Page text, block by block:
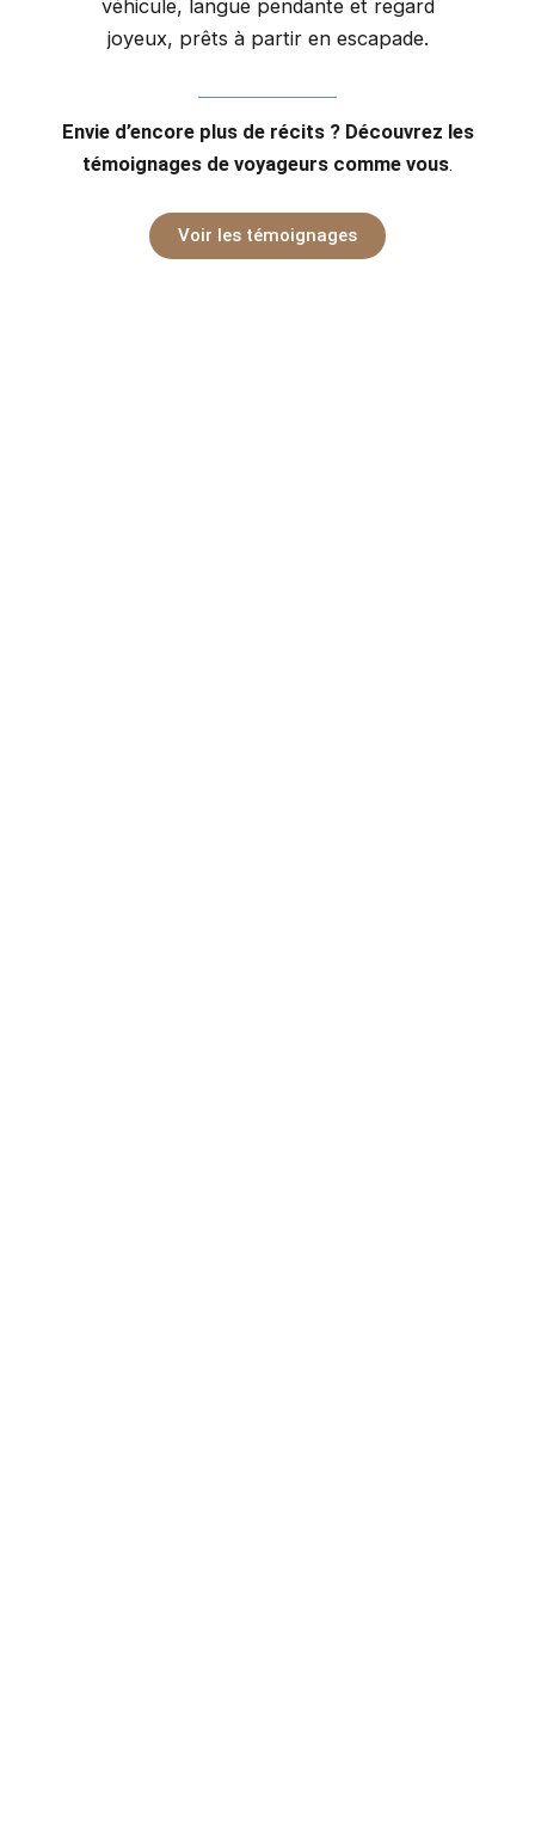
Envie d’encore plus de récits ? Découvrez les
témoignages de voyageurs comme vous.
Voir les témoignages